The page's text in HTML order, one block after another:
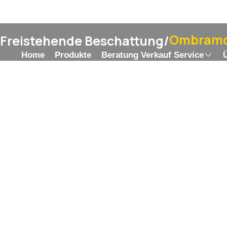
Home Produkte Beratung Verkauf Service
Freistehende Beschattung/